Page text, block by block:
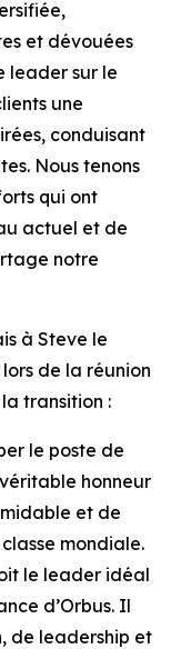
et dévouées
leader sur le
une
conduisant
Nous tenons
qui ont
actuel et de
notre
à Steve le
de la réunion
transition :
le poste de
véritable honneur
et de
mondiale.
le leader idéal
d’Orbus. Il
de leadership et